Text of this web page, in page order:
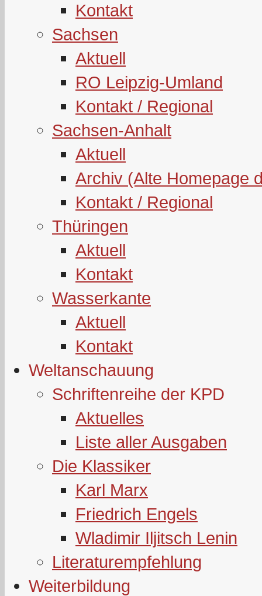
Kontakt
Sachsen
Aktuell
RO Leipzig-Umland
Kontakt / Regional
Sachsen-Anhalt
Aktuell
Archiv (Alte Homepage
Kontakt / Regional
Thüringen
Aktuell
Kontakt
Wasserkante
Aktuell
Kontakt
Weltanschauung
Schriftenreihe der KPD
Aktuelles
Liste aller Ausgaben
Die Klassiker
Karl Marx
Friedrich Engels
Wladimir Iljitsch Lenin
Literaturempfehlung
Weiterbildung